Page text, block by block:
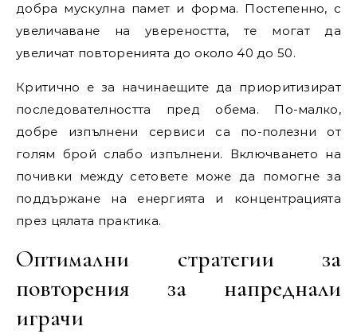
добра мускулна памет и форма. Постепенно, с
увеличаване на увереността, те могат да
увеличат повторенията до около 40 до 50.
Критично е за начинаещите да приоритизират
последователността пред обема. По-малко,
добре изпълнени сервиси са по-полезни от
голям брой слабо изпълнени. Включването на
почивки между сетовете може да помогне за
поддържане на енергията и концентрацията
през цялата практика.
Оптимални стратегии за
повторения за напреднали
играчи